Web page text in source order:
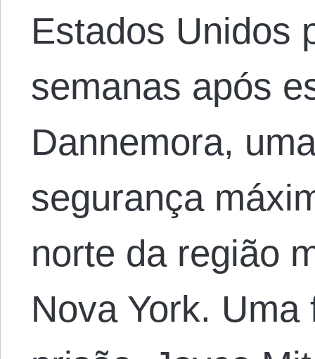
Estados Unidos
semanas após
Dannemora,
segurança
norte da região
Nova York.